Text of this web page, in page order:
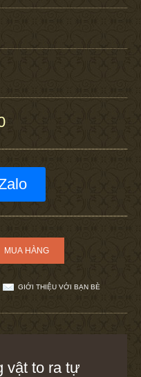
GIỚI THIỆU VỚI BẠN BÈ
vật to ra tự